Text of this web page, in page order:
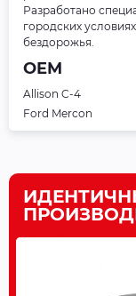
Разработано
городских
бездорожья.
OEM
Allison C-4
Ford Mercon